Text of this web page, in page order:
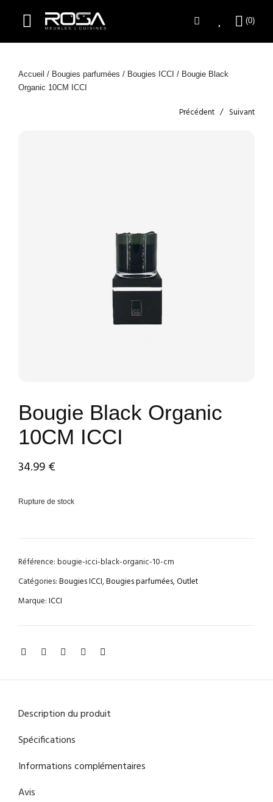
Accueil / Bougies parfumées / Bougies ICCI / Bougie Black
Organic 10CM ICCI
Précédent Suivant
Bougie Black Organic
10CM ICCI
34.99€
Rupture de stock
Référence:bougie-icci-black-organic-10-cm
Catégories:Bougies ICCI,Bougies parfumées,Outlet
Marque:ICCI
Description du produit
Spécifications
Informations complémentaires
Avis